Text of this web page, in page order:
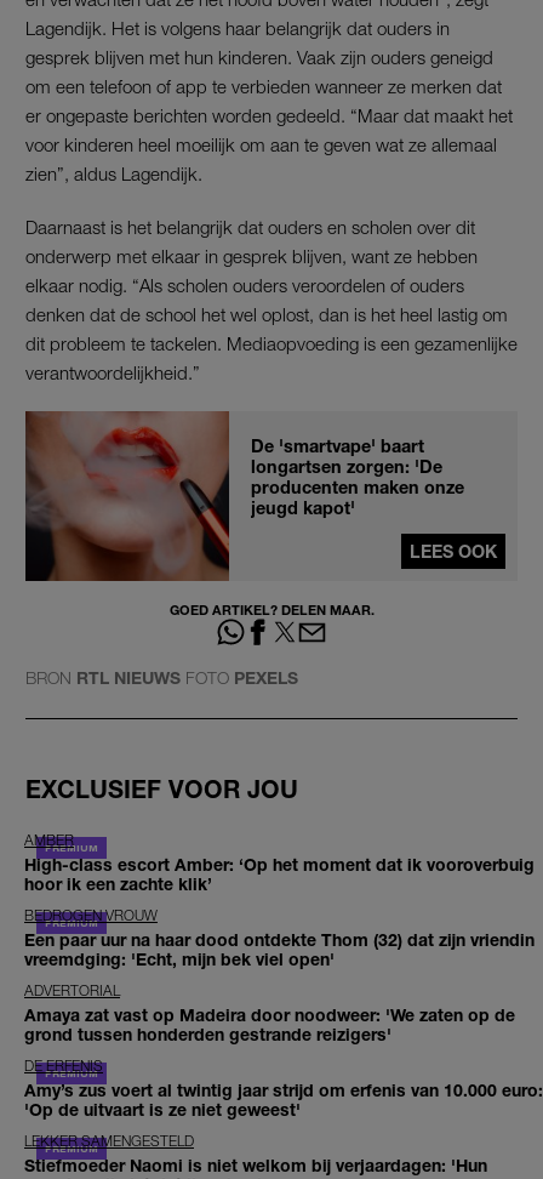
Lagendijk. Het is volgens haar belangrijk dat ouders in
gesprek blijven met hun kinderen. Vaak zijn ouders geneigd
om een telefoon of app te verbieden wanneer ze merken dat
er ongepaste berichten worden gedeeld. “Maar dat maakt het
voor kinderen heel moeilijk om aan te geven wat ze allemaal
zien”, aldus Lagendijk.
Daarnaast is het belangrijk dat ouders en scholen over dit
onderwerp met elkaar in gesprek blijven, want ze hebben
elkaar nodig. “Als scholen ouders veroordelen of ouders
denken dat de school het wel oplost, dan is het heel lastig om
dit probleem te tackelen. Mediaopvoeding is een gezamenlijke
verantwoordelijkheid.”
De 'smartvape' baart
longartsen zorgen: 'De
producenten maken onze
jeugd kapot'
LEES OOK
GOED ARTIKEL? DELEN MAAR.
BRON RTL NIEUWS FOTO PEXELS
EXCLUSIEF VOOR JOU
AMBER
High-class escort Amber: ‘Op het moment dat ik vooroverbuig
hoor ik een zachte klik’
BEDROGEN VROUW
Een paar uur na haar dood ontdekte Thom (32) dat zijn vriendin
vreemdging: 'Echt, mijn bek viel open'
ADVERTORIAL
Amaya zat vast op Madeira door noodweer: 'We zaten op de
grond tussen honderden gestrande reizigers'
DE ERFENIS
Amy’s zus voert al twintig jaar strijd om erfenis van 10.000 euro:
'Op de uitvaart is ze niet geweest'
LEKKER SAMENGESTELD
Stiefmoeder Naomi is niet welkom bij verjaardagen: 'Hun